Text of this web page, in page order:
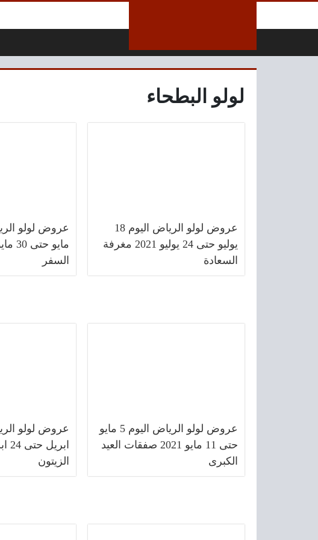
لولو البطحاء
عروض لولو الرياض اليوم 18
يوليو حتى 24 يوليو 2021 مغرفة
السعادة
السفر
عروض لولو الرياض اليوم 5 مايو
حتى 11 مايو 2021 صفقات العيد
الكبرى
الزيتون